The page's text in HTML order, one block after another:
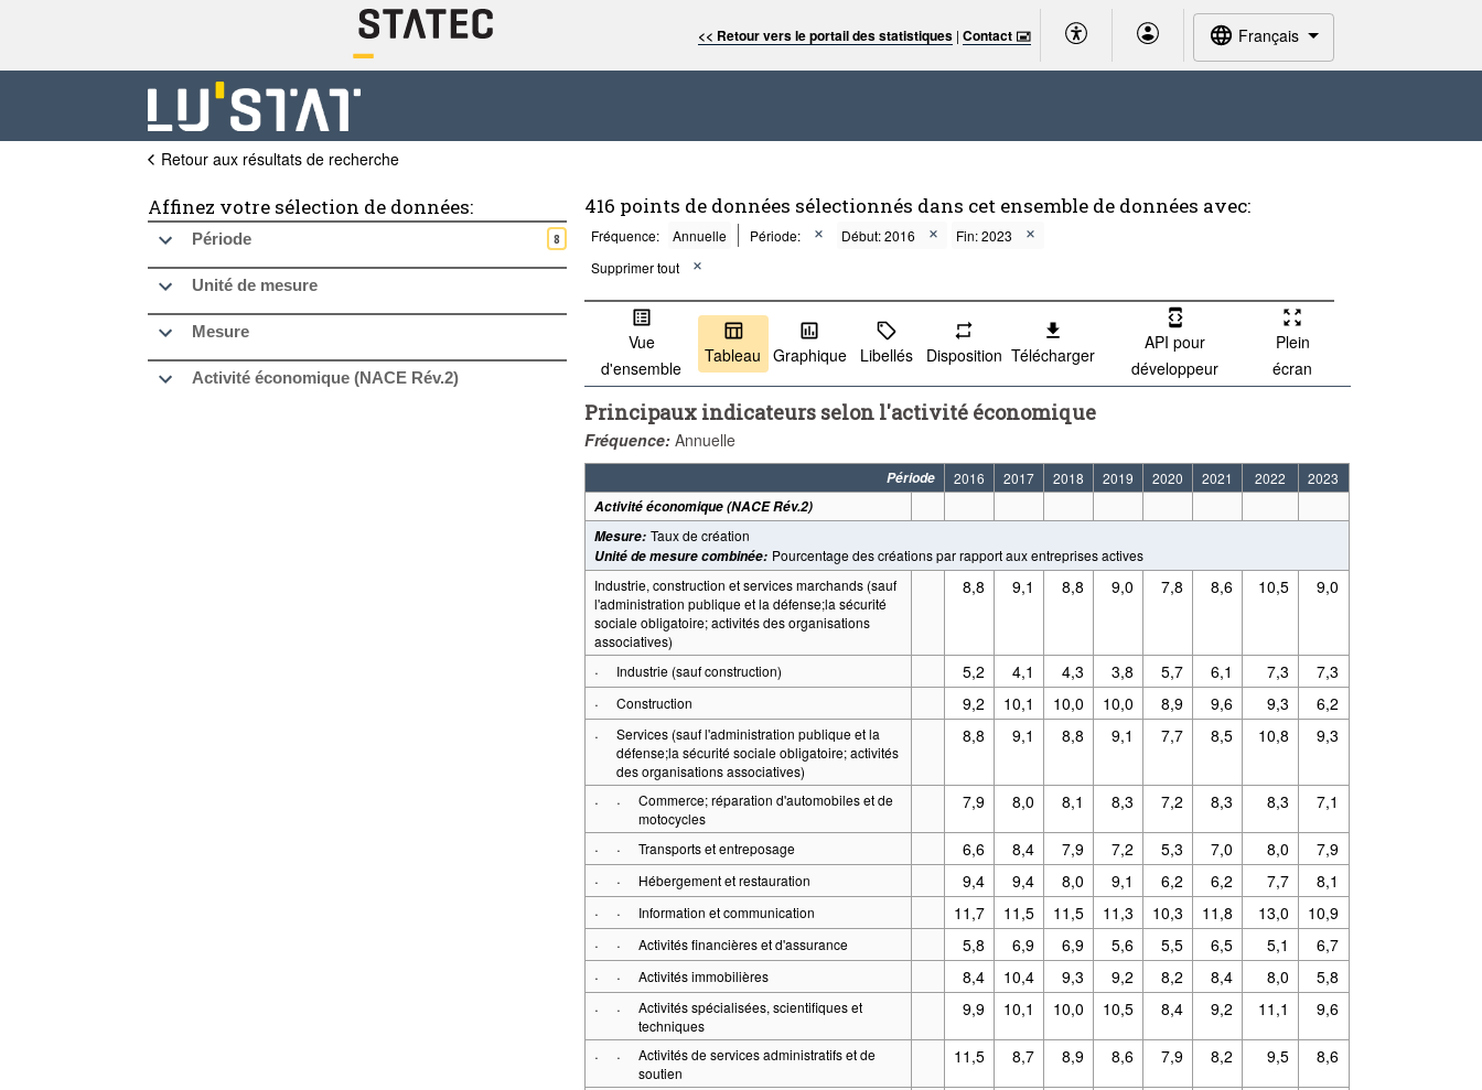
<< Retour vers le portail des statistiques |Contact 🖃 Français
Retour aux résultats de recherche
Affinez votre sélection de données:
Période 8
Unité de mesure
Mesure
Activité économique (NACE Rév.2)
416 points de données sélectionnés dans cet ensemble de données avec:
Fréquence: Annuelle Période: Début: 2016
Fin: 2023
Supprimer tout
Vue
d'ensemble
Tableau Graphique Libellés Disposition Télécharger
API pour
développeur
Plein
écran
Principaux indicateurs selon l'activité économique
Fréquence: Annuelle
Période 2016 2017 2018 2019 2020 2021 2022
2023
Activité économique (NACE Rév.2)
Mesure: Taux de création
Unité de mesure combinée: Pourcentage des créations par rapport aux entreprises actives
Industrie, construction et services marchands (sauf
l'administration publique et la défense;la sécurité
sociale obligatoire; activités des organisations
associatives)
8,8 9,1 8,8 9,0 7,8 8,6 10,5 9,0
· Industrie (sauf construction) 5,2 4,1 4,3 3,8 5,7 6,1 7,3
7,3
·Construction 9,2 10,1 10,0 10,0 8,9 9,6 9,3
6,2
·Services (sauf l'administration publique et la
défense;la sécurité sociale obligatoire; activités
des organisations associatives)
8,8 9,1 8,8 9,1 7,7 8,5 10,8 9,3
· ·Commerce; réparation d'automobiles et de
motocycles
7,9 8,0 8,1 8,3 7,2 8,3 8,3 7,1
· ·Transports et entreposage 6,6 8,4 7,9 7,2 5,3 7,0 8,0
7,9
· · Hébergement et restauration 9,4 9,4 8,0 9,1 6,2 6,2 7,7
8,1
· · Information et communication 11,7 11,5 11,5 11,3 10,3 11,8 13,0
10,9
· ·Activités financières et d'assurance 5,8 6,9 6,9 5,6 5,5 6,5 5,1
6,7
· ·Activités immobilières 8,4 10,4 9,3 9,2 8,2 8,4 8,0
5,8
· ·Activités spécialisées, scientifiques et
techniques
9,9 10,1 10,0 10,5 8,4 9,2 11,1 9,6
· ·Activités de services administratifs et de
soutien
11,5 8,7 8,9 8,6 7,9 8,2 9,5 8,6